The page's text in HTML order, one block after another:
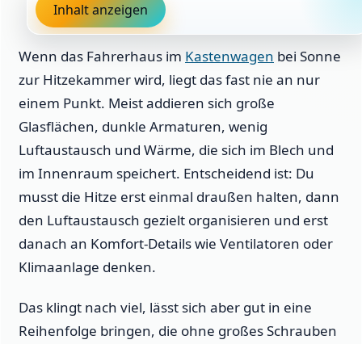
Inhalt anzeigen
Wenn das Fahrerhaus im Kastenwagen bei Sonne
zur Hitzekammer wird, liegt das fast nie an nur
einem Punkt. Meist addieren sich große
Glasflächen, dunkle Armaturen, wenig
Luftaustausch und Wärme, die sich im Blech und
im Innenraum speichert. Entscheidend ist: Du
musst die Hitze erst einmal draußen halten, dann
den Luftaustausch gezielt organisieren und erst
danach an Komfort-Details wie Ventilatoren oder
Klimaanlage denken.
Das klingt nach viel, lässt sich aber gut in eine
Reihenfolge bringen, die ohne großes Schrauben